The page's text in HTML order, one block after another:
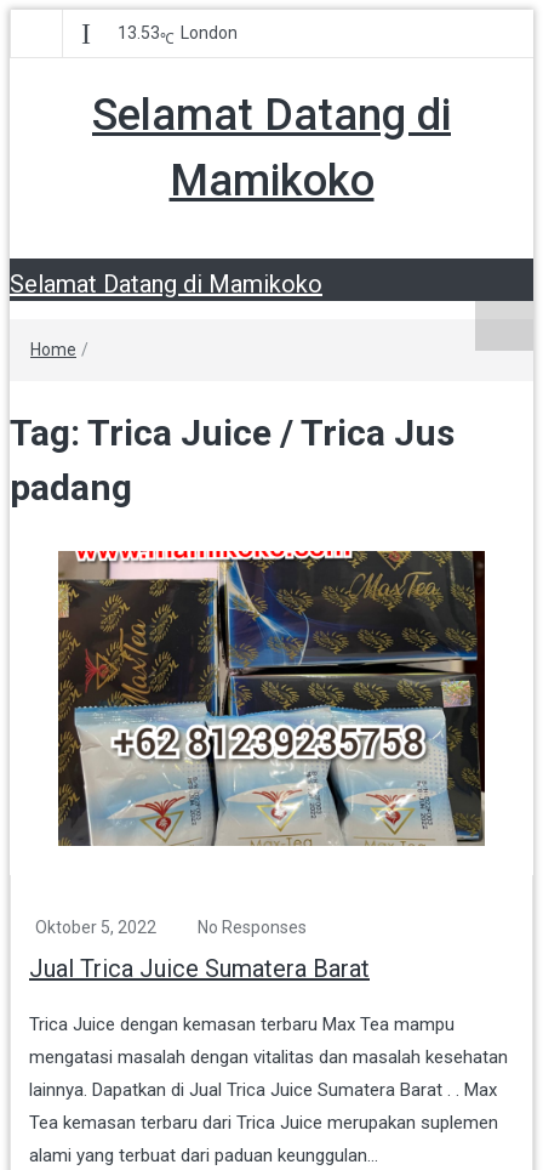
13.53℃ London
Selamat Datang di
Mamikoko
Selamat Datang di Mamikoko
Home /
Tag: Trica Juice / Trica Jus
padang
Oktober 5, 2022 No Responses
Jual Trica Juice Sumatera Barat
Trica Juice dengan kemasan terbaru Max Tea mampu
mengatasi masalah dengan vitalitas dan masalah kesehatan
lainnya. Dapatkan di Jual Trica Juice Sumatera Barat . . Max
Tea kemasan terbaru dari Trica Juice merupakan suplemen
alami yang terbuat dari paduan keunggulan...